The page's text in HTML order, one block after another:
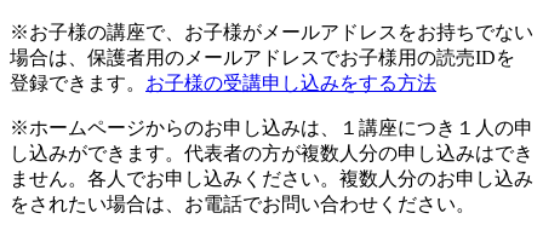
※お子様の講座で、お子様がメールアドレスをお持ちでない
場合は、保護者用のメールアドレスでお子様用の読売IDを
登録できます。 お子様の受講申し込みをする方法
※ホームページからのお申し込みは、１講座につき１人の申
し込みができます。代表者の方が複数人分の申し込みはでき
ません。各人でお申し込みください。複数人分のお申し込み
をされたい場合は、お電話でお問い合わせください。